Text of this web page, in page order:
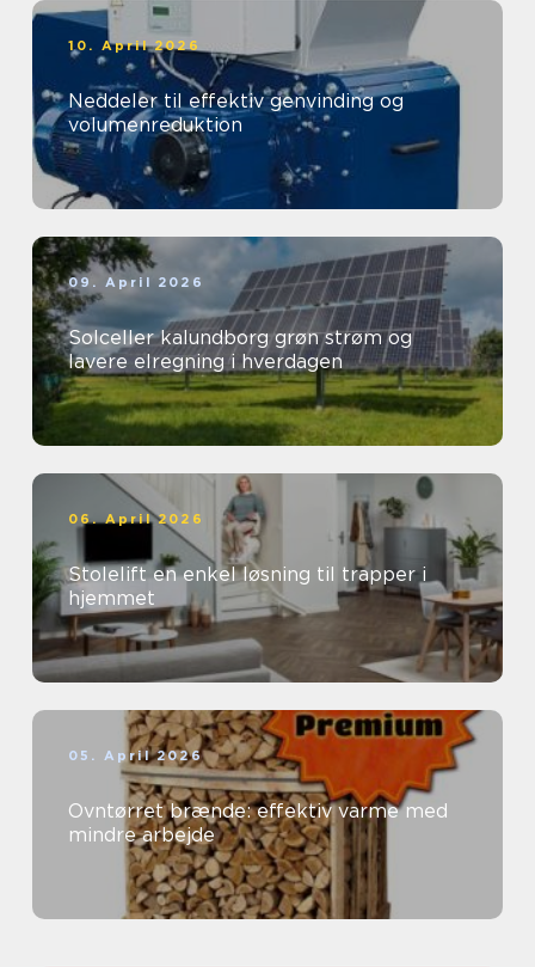
10. April 2026
Neddeler til effektiv genvinding og
volumenreduktion
09. April 2026
Solceller kalundborg grøn strøm og
lavere elregning i hverdagen
06. April 2026
Stolelift en enkel løsning til trapper i
hjemmet
05. April 2026
Ovntørret brænde: effektiv varme med
mindre arbejde